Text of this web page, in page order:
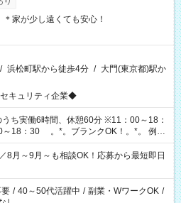
家が少し遠くても安心！
/ 浜松町駅から徒歩4分 / 大門(東京都)駅か
キュリティ企業◆
ち実働6時間、休憩60分 ※11：00～18：
クOK！。*。 例え
人/事務/コールセンター/受付/販売/カフェ
/ホテルフロント/化粧品販売/など 様々な
されています♪
8月～9月～も相談OK！応募から最短即日
要 / 40～50代活躍中 / 副業・WワークOK /